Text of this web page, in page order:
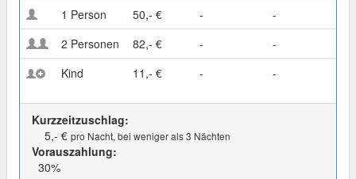
1 Person
50,- € -
-
2 Personen
82,- € -
-
Kind
11,- € - -
Kurzzeitzuschlag:
5,- € pro Nacht, bei weniger als 3 Nächten
Vorauszahlung:
30%